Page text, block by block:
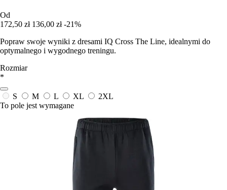
Od
172,50 zł 136,00 zł -21%
Popraw swoje wyniki z dresami IQ Cross The Line, idealnymi do
optymalnego i wygodnego treningu.
Rozmiar
*
S M L XL
2XL
To pole jest wymagane